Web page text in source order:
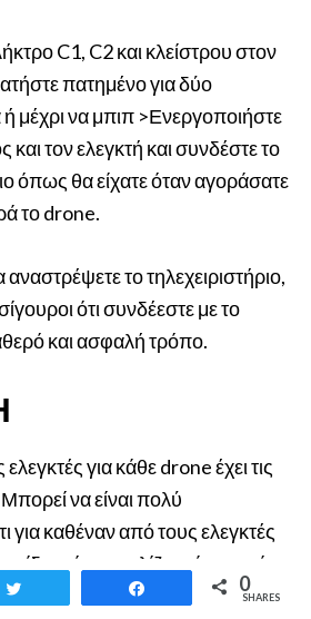
C1, C2 και κλείστρου στον
πατημένο για δύο
μέχρι να μπιπ >Ενεργοποιήστε
τον ελεγκτή και συνδέστε το
όπως θα είχατε όταν αγοράσατε
το drone.
το τηλεχειριστήριο,
ότι συνδέεστε με το
και ασφαλή τρόπο.
για κάθε drone έχει τις
Μπορεί να είναι πολύ
για καθέναν από τους ελεγκτές
μόνο γυαλίζει πάνω από
και μερικές φορές λειτουργεί
0
SHARES